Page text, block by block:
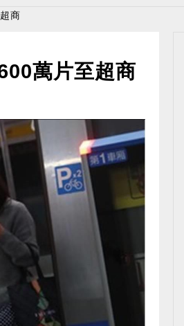
商
萬片至超商